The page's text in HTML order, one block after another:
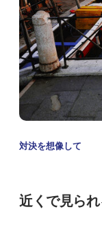
対決を想像して
近くで見ら